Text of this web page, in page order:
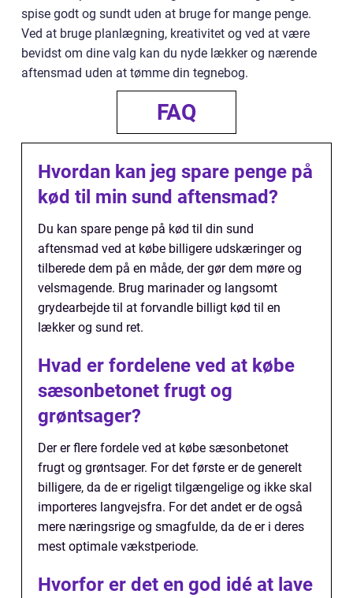
spise godt og sundt uden at bruge for mange penge.
Ved at bruge planlægning, kreativitet og ved at være
bevidst om dine valg kan du nyde lækker og nærende
aftensmad uden at tømme din tegnebog.
FAQ
Hvordan kan jeg spare penge på
kød til min sund aftensmad?
Du kan spare penge på kød til din sund
aftensmad ved at købe billigere udskæringer og
tilberede dem på en måde, der gør dem møre og
velsmagende. Brug marinader og langsomt
grydearbejde til at forvandle billigt kød til en
lækker og sund ret.
Hvad er fordelene ved at købe
sæsonbetonet frugt og
grøntsager?
Der er flere fordele ved at købe sæsonbetonet
frugt og grøntsager. For det første er de generelt
billigere, da de er rigeligt tilgængelige og ikke skal
importeres langvejsfra. For det andet er de også
mere næringsrige og smagfulde, da de er i deres
mest optimale vækstperiode.
Hvorfor er det en god idé at lave